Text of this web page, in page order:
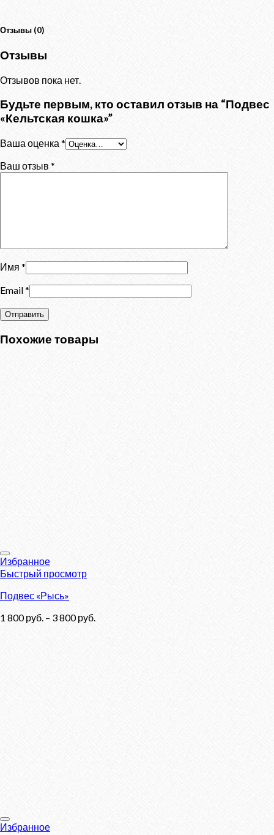
Отзывы (0)
Отзывы
Отзывов пока нет.
Будьте первым, кто оставил отзыв на “Подвес
«Кельтская кошка»”
Ваша оценка *
Ваш отзыв *
Имя *
Email*
Похожие товары
Избранное
Быстрый просмотр
Подвес «Рысь»
1 800руб. – 3 800руб.
Избранное